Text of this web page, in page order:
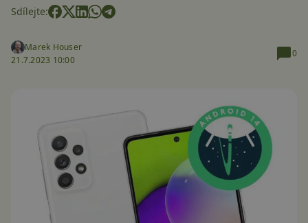
Sdílejte:
Marek Houser
21.7.2023 10:00
0